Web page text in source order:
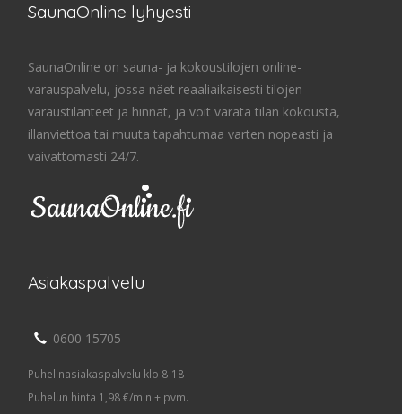
SaunaOnline lyhyesti
SaunaOnline on sauna- ja kokoustilojen online-
varauspalvelu, jossa näet reaaliaikaisesti tilojen
varaustilanteet ja hinnat, ja voit varata tilan kokousta,
illanviettoa tai muuta tapahtumaa varten nopeasti ja
vaivattomasti 24/7.
Asiakaspalvelu
0600 15705
Puhelinasiakaspalvelu klo 8-18
Puhelun hinta 1,98 €/min + pvm.